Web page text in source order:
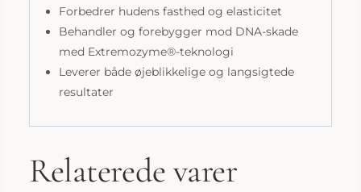
Forbedrer hudens fasthed og elasticitet
Behandler og forebygger mod DNA-skade
med Extremozyme®-teknologi
Leverer både øjeblikkelige og langsigtede
resultater
Relaterede varer